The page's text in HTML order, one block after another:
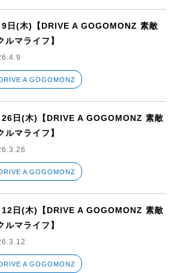
9日(木)【DRIVE A GOGOMONZ 素敵
ルマライフ】
A GOGOMONZ
26日(木)【DRIVE A GOGOMONZ 素敵
ルマライフ】
A GOGOMONZ
12日(木)【DRIVE A GOGOMONZ 素敵
ルマライフ】
A GOGOMONZ